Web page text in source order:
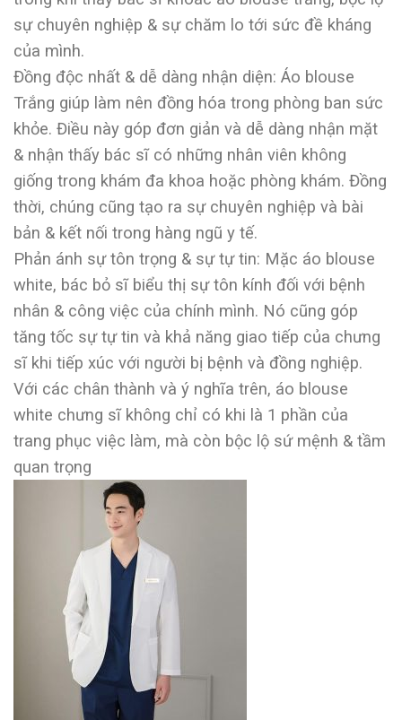
sự chuyên nghiệp & sự chăm lo tới sức đề kháng
của mình.
Đồng độc nhất & dễ dàng nhận diện: Áo blouse
Trắng giúp làm nên đồng hóa trong phòng ban sức
khỏe. Điều này góp đơn giản và dễ dàng nhận mặt
& nhận thấy bác sĩ có những nhân viên không
giống trong khám đa khoa hoặc phòng khám. Đồng
thời, chúng cũng tạo ra sự chuyên nghiệp và bài
bản & kết nối trong hàng ngũ y tế.
Phản ánh sự tôn trọng & sự tự tin: Mặc áo blouse
white, bác bỏ sĩ biểu thị sự tôn kính đối với bệnh
nhân & công việc của chính mình. Nó cũng góp
tăng tốc sự tự tin và khả năng giao tiếp của chưng
sĩ khi tiếp xúc với người bị bệnh và đồng nghiệp.
Với các chân thành và ý nghĩa trên, áo blouse
white chưng sĩ không chỉ có khi là 1 phần của
trang phục việc làm, mà còn bộc lộ sứ mệnh & tầm
quan trọng